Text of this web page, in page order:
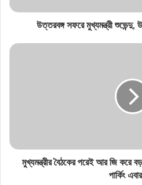
উত্তরবঙ্গ সফরে মুখ্যমন্ত্রী
মুখ্যমন্ত্রীর বৈঠকের পরেই আর জি করে
পার্কিং